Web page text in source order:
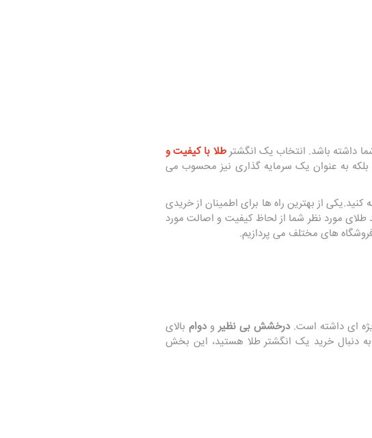
داشته باشد. انتخاب یک انگشترطلا با کیفیت و
به عنوان یک سرمایه‌ گذاری نیز محسوب می‌
کنید.یکی از بهترین راه‌ ها برای اطمینان از خریدی
مورد نظر شما از لحاظ کیفیت و اصالت مورد
های مختلف می‌ پردازیم.
ای داشته است.درخشش بی ‌نظیر ودوام بالای
به دنبال خرید یک انگشتر طلا هستید، این بخش